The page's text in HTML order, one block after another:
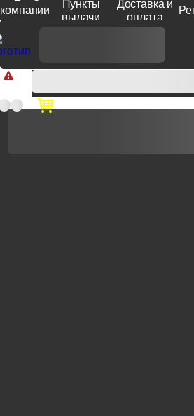
компании
Пункты
выдачи
Доставка и
оплата
Доп. скидка от цен на сайте 7%
продукции Venezia, Fratelli, Tupai,
оплате по счету.